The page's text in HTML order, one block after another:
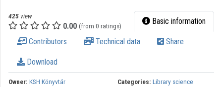
Categories
Organization playlists
Organizations
Contributors
425 view
0.00 (from 0 ratings) Basic information
Contributors Technical data Share
Download
Owner: KSH Könyvtár Categories: Library science